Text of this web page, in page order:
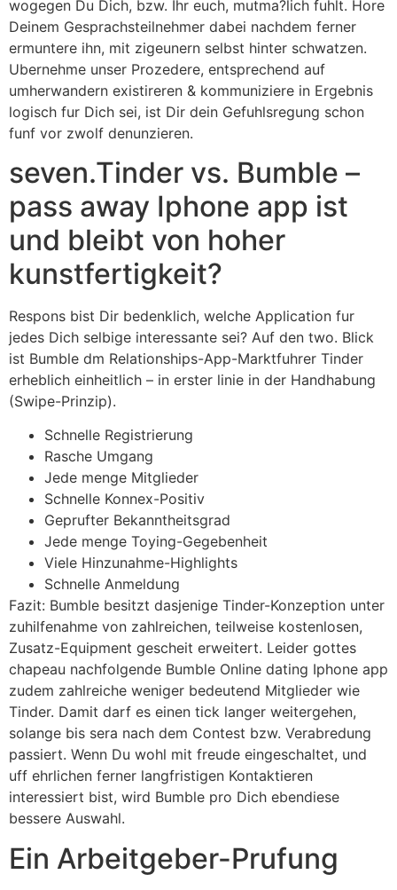
wogegen Du Dich, bzw. Ihr euch, mutma?lich fuhlt. Hore
Deinem Gesprachsteilnehmer dabei nachdem ferner
ermuntere ihn, mit zigeunern selbst hinter schwatzen.
Ubernehme unser Prozedere, entsprechend auf
umherwandern existireren & kommuniziere in Ergebnis
logisch fur Dich sei, ist Dir dein Gefuhlsregung schon
funf vor zwolf denunzieren.
seven.Tinder vs. Bumble –
pass away Iphone app ist
und bleibt von hoher
kunstfertigkeit?
Respons bist Dir bedenklich, welche Application fur
jedes Dich selbige interessante sei? Auf den two. Blick
ist Bumble dm Relationships-App-Marktfuhrer Tinder
erheblich einheitlich – in erster linie in der Handhabung
(Swipe-Prinzip).
Schnelle Registrierung
Rasche Umgang
Jede menge Mitglieder
Schnelle Konnex-Positiv
Geprufter Bekanntheitsgrad
Jede menge Toying-Gegebenheit
Viele Hinzunahme-Highlights
Schnelle Anmeldung
Fazit: Bumble besitzt dasjenige Tinder-Konzeption unter
zuhilfenahme von zahlreichen, teilweise kostenlosen,
Zusatz-Equipment gescheit erweitert. Leider gottes
chapeau nachfolgende Bumble Online dating Iphone app
zudem zahlreiche weniger bedeutend Mitglieder wie
Tinder. Damit darf es einen tick langer weitergehen,
solange bis sera nach dem Contest bzw. Verabredung
passiert. Wenn Du wohl mit freude eingeschaltet, und
uff ehrlichen ferner langfristigen Kontaktieren
interessiert bist, wird Bumble pro Dich ebendiese
bessere Auswahl.
Ein Arbeitgeber-Prufung